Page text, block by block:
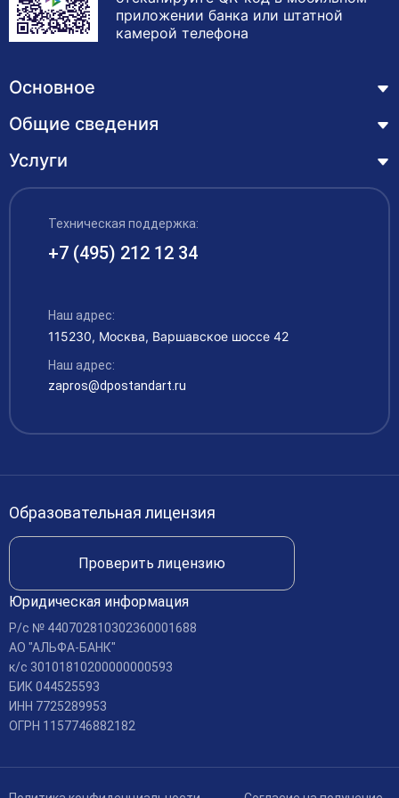
приложении банка или штатной
камерой телефона
Основное
Курсы
Лицензия
Обучающимся
Акции
Контакты
Общие сведения
Основные сведения
Структура и органы управления образовательной
организацией
Документы
Руководство и педагогический состав
Материально-техническое обеспечение
Платные образовательные услуги
Вакансии
Международное сотрудничество
Доступная среда
Доставка и оплата
Услуги
Профессиональная переподготовка
Курсы повышения квалификации – дистанционное
обучение с выдачей удостоверения
Рабочие специальности
Аккредитация
Техническая поддержка:
+7 (495) 212 12 34
Наш адрес:
115230, Москва, Варшавское шоссе 42
Наш адрес:
zapros@dpostandart.ru
Образовательная лицензия
Проверить лицензию
Юридическая информация
Р/c № 440702810302360001688
АО "АЛЬФА-БАНК"
к/c 30101810200000000593
БИК 044525593
ИНН 7725289953
ОГРН 1157746882182